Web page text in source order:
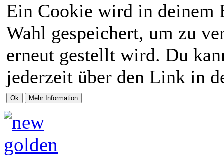
Ein Cookie wird in deinem
Wahl gespeichert, um zu
erneut gestellt wird. Du
jederzeit über den Link in